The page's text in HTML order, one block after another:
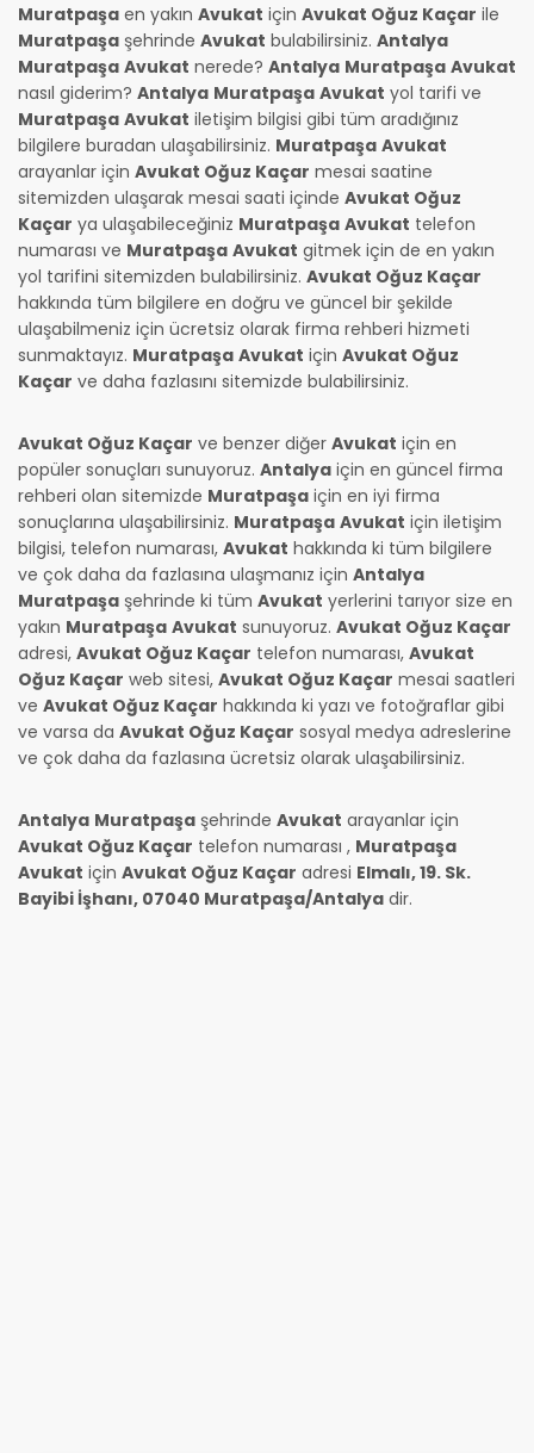
Muratpaşa en yakın Avukat için Avukat Oğuz Kaçar ile
Muratpaşa şehrinde Avukat bulabilirsiniz. Antalya
Muratpaşa Avukat nerede? Antalya Muratpaşa Avukat
nasıl giderim? Antalya Muratpaşa Avukat yol tarifi ve
Muratpaşa Avukat iletişim bilgisi gibi tüm aradığınız
bilgilere buradan ulaşabilirsiniz. Muratpaşa Avukat
arayanlar için Avukat Oğuz Kaçar mesai saatine
sitemizden ulaşarak mesai saati içinde Avukat Oğuz
Kaçar ya ulaşabileceğiniz Muratpaşa Avukat telefon
numarası ve Muratpaşa Avukat gitmek için de en yakın
yol tarifini sitemizden bulabilirsiniz. Avukat Oğuz Kaçar
hakkında tüm bilgilere en doğru ve güncel bir şekilde
ulaşabilmeniz için ücretsiz olarak firma rehberi hizmeti
sunmaktayız. Muratpaşa Avukat için Avukat Oğuz
Kaçar ve daha fazlasını sitemizde bulabilirsiniz.
Avukat Oğuz Kaçar ve benzer diğer Avukat için en
popüler sonuçları sunuyoruz. Antalya için en güncel firma
rehberi olan sitemizde Muratpaşa için en iyi firma
sonuçlarına ulaşabilirsiniz. Muratpaşa Avukat için iletişim
bilgisi, telefon numarası, Avukat hakkında ki tüm bilgilere
ve çok daha da fazlasına ulaşmanız için Antalya
Muratpaşa şehrinde ki tüm Avukat yerlerini tarıyor size en
yakın Muratpaşa Avukat sunuyoruz. Avukat Oğuz Kaçar
adresi, Avukat Oğuz Kaçar telefon numarası, Avukat
Oğuz Kaçar web sitesi, Avukat Oğuz Kaçar mesai saatleri
ve Avukat Oğuz Kaçar hakkında ki yazı ve fotoğraflar gibi
ve varsa da Avukat Oğuz Kaçar sosyal medya adreslerine
ve çok daha da fazlasına ücretsiz olarak ulaşabilirsiniz.
Antalya Muratpaşa şehrinde Avukat arayanlar için
Avukat Oğuz Kaçar telefon numarası , Muratpaşa
Avukat için Avukat Oğuz Kaçar adresi Elmalı, 19. Sk.
Bayibi İşhanı, 07040 Muratpaşa/Antalya dir.